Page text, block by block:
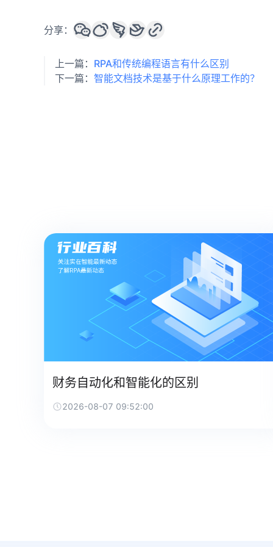
分享：
上一篇： RPA和传统编程语言有什么区别
下一篇： 智能文档技术是基于什么原理工作的？
财务自动化和智能化的区别
2026-08-07 09:52:00